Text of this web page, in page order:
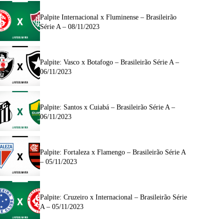
Palpite Internacional x Fluminense – Brasileirão
Série A – 08/11/2023
Palpite: Vasco x Botafogo – Brasileirão Série A –
06/11/2023
Palpite: Santos x Cuiabá – Brasileirão Série A –
06/11/2023
Palpite: Fortaleza x Flamengo – Brasileirão Série A
– 05/11/2023
Palpite: Cruzeiro x Internacional – Brasileirão Série
A – 05/11/2023